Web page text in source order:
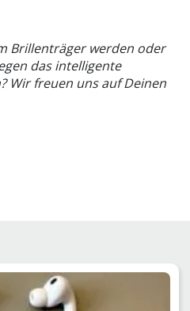
Brillenträger werden oder
das intelligente
Wir freuen uns auf Deinen